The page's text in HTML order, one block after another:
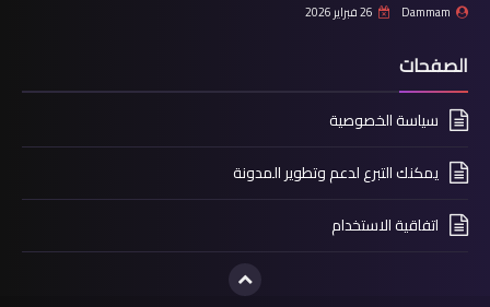
Dammam 26 فبراير 2026
الصفحات
سياسة الخصوصية
يمكنك التبرع لدعم وتطوير المدونة
اتفاقية الاستخدام